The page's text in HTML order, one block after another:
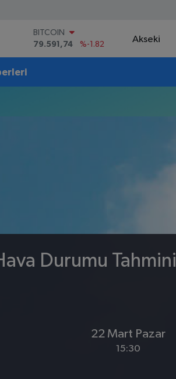
BITCOIN
79.591,74
%-1.82
DOLAR
Akseki
Durumu Tahmini
22 Mart Pazar
15:30